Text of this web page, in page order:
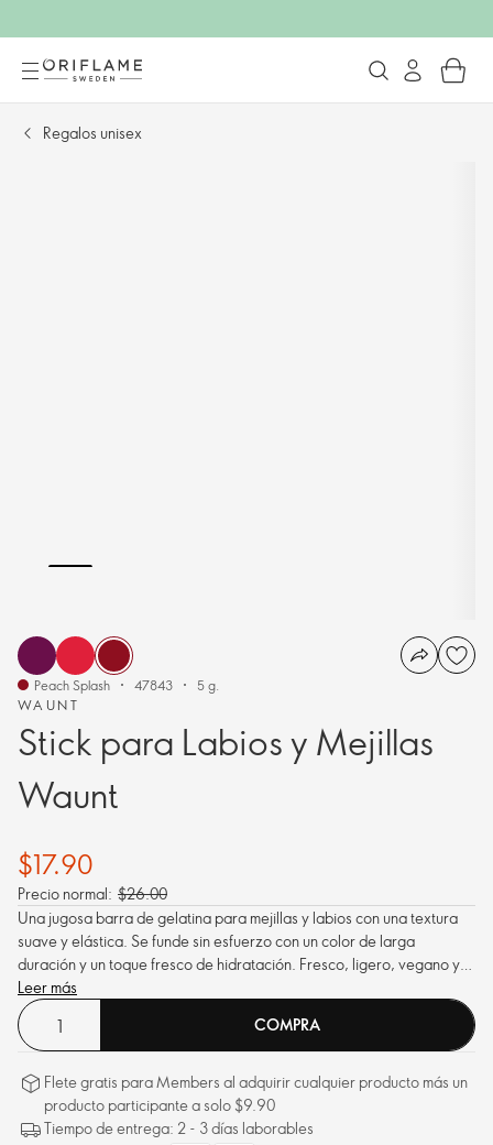
Regalos unisex
WAUNT
Stick para Labios y Mejillas
Waunt
Peach Splash 47843 5 g.
$17.90
Precio normal: $26.00
Una jugosa barra de gelatina para mejillas y labios con una textura
suave y elástica. Se funde sin esfuerzo con un color de larga
duración y un toque fresco de hidratación. Fresco, ligero, vegano y
perfecto para el día a día. Registrado en The Vegan Society™.
** Pueden aparecer pequeñas gotas en el empaque debido a su
fórmula única a base de agua. Este es un fenómeno natural y no
afecta la calidad ni el desempeño del producto.
Leer más
COMPRA
Flete gratis para Members al adquirir cualquier producto más un
producto participante a solo $9.90
Tiempo de entrega: 2 - 3 días laborables